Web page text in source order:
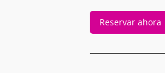
Reservar ahora